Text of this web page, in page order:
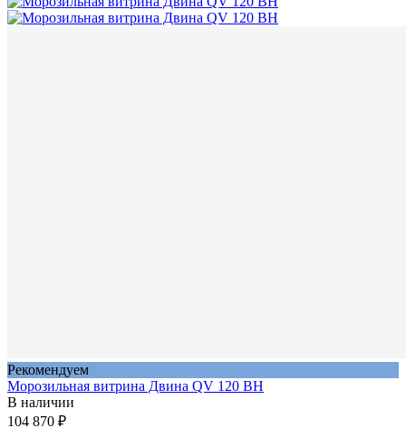
Рекомендуем
Морозильная витрина Двина QV 120 ВН
В наличии
104 870 ₽